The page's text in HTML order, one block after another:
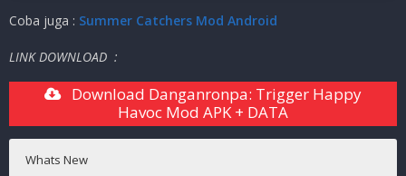
Coba juga : Summer Catchers Mod Android
LINK DOWNLOAD :
Download Danganronpa: Trigger Happy
Havoc Mod APK + DATA
Whats New